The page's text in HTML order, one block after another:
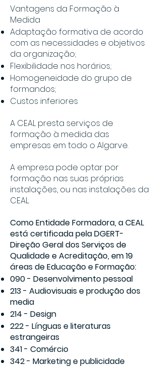
Vantagens da Formação à
Medida
Adaptação formativa de acordo
com as necessidades e objetivos
da organização;
Flexibilidade nos horários;
Homogeneidade do grupo de
formandos;
Custos inferiores
A CEAL presta serviços de
formação à medida das
empresas em todo o Algarve.
A empresa pode optar por
formação nas suas próprias
instalações, ou nas instalações da
CEAL.
Como Entidade Formadora, a CEAL
está certificada pela DGERT-
Direção Geral dos Serviços de
Qualidade e Acreditação, em 19
áreas de Educação e Formação:
090 - Desenvolvimento pessoal
213 - Audiovisuais e produção dos
media
214 - Design
222 - Línguas e literaturas
estrangeiras
341 - Comércio
342 - Marketing e publicidade